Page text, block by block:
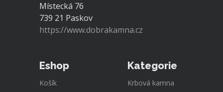
Místecká 76
739 21 Paskov
https://www.dobrakamna.cz
Eshop
Košík
Kategorie
Krbová kamna